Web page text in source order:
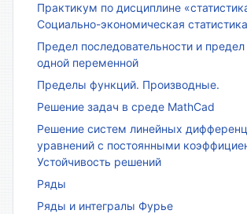
Практикум по дисциплине
Социально-экономическая статистика
Предел последовательности и
одной переменной
Пределы функций. Производные.
Решение задач в среде MathCad
Решение систем линейных
уравнений с постоянными
Устойчивость решений
Ряды
Ряды и интегралы Фурье